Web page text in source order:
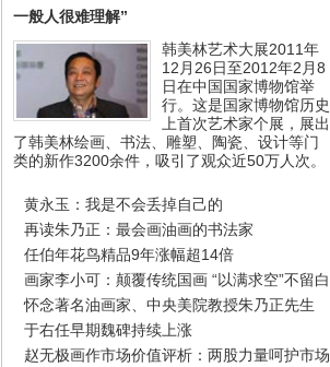
一般人很难理解”
韩美林艺术大展2011年
12月26日至2012年2月8
日在中国国家博物馆举
行。这是国家博物馆历史
上首次艺术家个展，展出
了韩美林绘画、书法、雕塑、陶瓷、设计等门
类的新作3200余件，吸引了观众近50万人次。
黄永玉：我是不会丢掉自己的
再读朱乃正：最会画油画的书法家
任伯年花鸟精品9年涨幅超14倍
画家李小可：颠覆传统国画 “以满求空”不留白
怀念著名油画家、中央美院教授朱乃正先生
于右任早期魏碑持续上涨
赵无极画作市场价值评析：两股力量呵护市场